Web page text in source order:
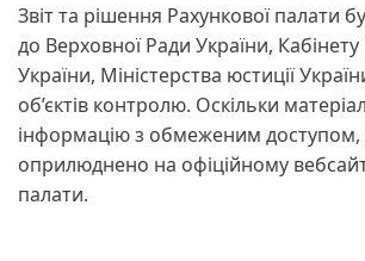
Звіт та рішення Рахункової палати
до Верховної Ради України, Кабінету
України, Міністерства юстиції
об’єктів контролю. Оскільки
інформацію з обмеженим доступом,
оприлюднено на офіційному
палати.